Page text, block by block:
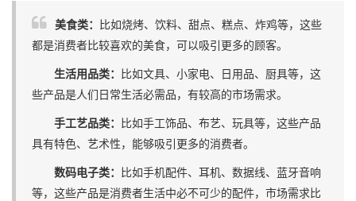
美食类： 比如烧烤、饮料、甜点、糕点、炸鸡等，这些
都是消费者比较喜欢的美食，可以吸引更多的顾客。
生活用品类： 比如文具、小家电、日用品、厨具等，这
些产品是人们日常生活必需品，有较高的市场需求。
手工艺品类： 比如手工饰品、布艺、玩具等，这些产品
具有特色、艺术性，能够吸引更多的消费者。
数码电子类： 比如手机配件、耳机、数据线、蓝牙音响
等，这些产品是消费者生活中必不可少的配件，市场需求比